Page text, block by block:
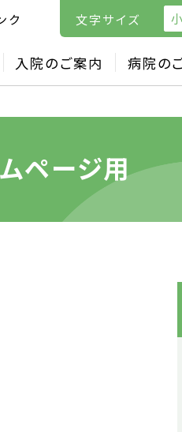
ク 文字サイズ 小
入院のご案内 病院の
ページ用